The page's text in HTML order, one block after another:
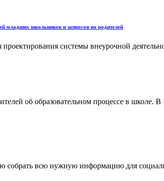
младших школьников и запросов их родителей
системы внеурочной
об образовательном процессе в
собрать всю нужную информацию для